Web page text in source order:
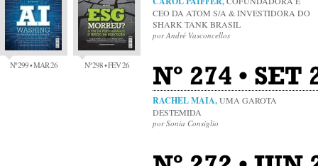
Nº 299 • MAR 26 Nº 298 • FEV 26
CEO DA ATOM S/A & INVESTIDORA DO
SHARK TANK BRASIL
por André Vasconcellos
Nº 274 •
RACHEL MAIA,UMA GAROTA
DESTEMIDA
por Sonia Consiglio